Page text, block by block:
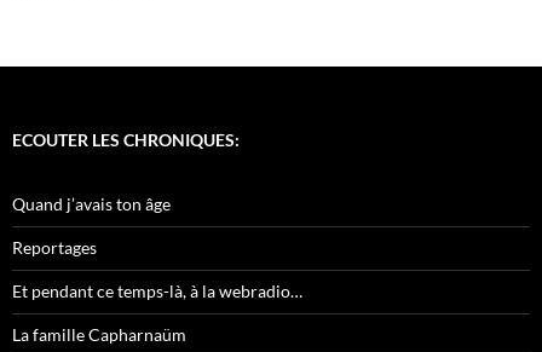
ECOUTER LES CHRONIQUES:
Quand j’avais ton âge
Reportages
Et pendant ce temps-là, à la webradio…
La famille Capharnaüm